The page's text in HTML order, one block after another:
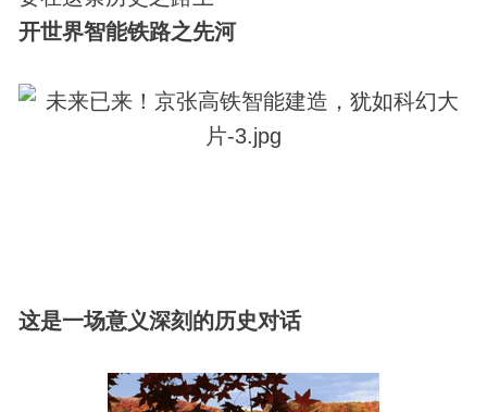
开世界智能铁路之先河
这是一场意义深刻的历史对话